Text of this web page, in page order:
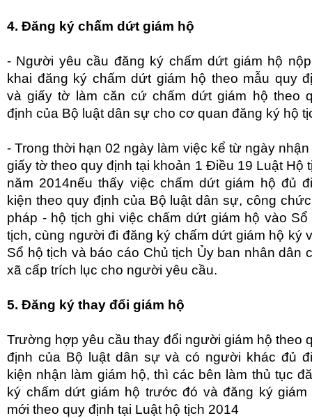
4. Đăng ký chấm dứt giám hộ
- Người yêu cầu đăng ký chấm dứt giám hộ
khai đăng ký chấm dứt giám hộ theo mẫu quy
và giấy tờ làm căn cứ chấm dứt giám hộ theo
định của Bộ luật dân sự cho cơ quan đăng ký hộ
- Trong thời hạn 02 ngày làm việc kể từ ngày nhận
giấy tờ theo quy định tại khoản 1 Điều 19 Luật Hộ
năm 2014nếu thấy việc chấm dứt giám hộ đủ
kiện theo quy định của Bộ luật dân sự, công
pháp - hộ tịch ghi việc chấm dứt giám hộ vào Sổ
tịch, cùng người đi đăng ký chấm dứt giám hộ ký
Sổ hộ tịch và báo cáo Chủ tịch Ủy ban nhân dân
xã cấp trích lục cho người yêu cầu.
5. Đăng ký thay đổi giám hộ
Trường hợp yêu cầu thay đổi người giám hộ theo
định của Bộ luật dân sự và có người khác đủ
kiện nhận làm giám hộ, thì các bên làm thủ tục
ký chấm dứt giám hộ trước đó và đăng ký giám
mới theo quy định tại Luật hộ tịch 2014